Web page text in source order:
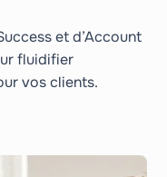
et d’Account
fluidifier
vos clients.